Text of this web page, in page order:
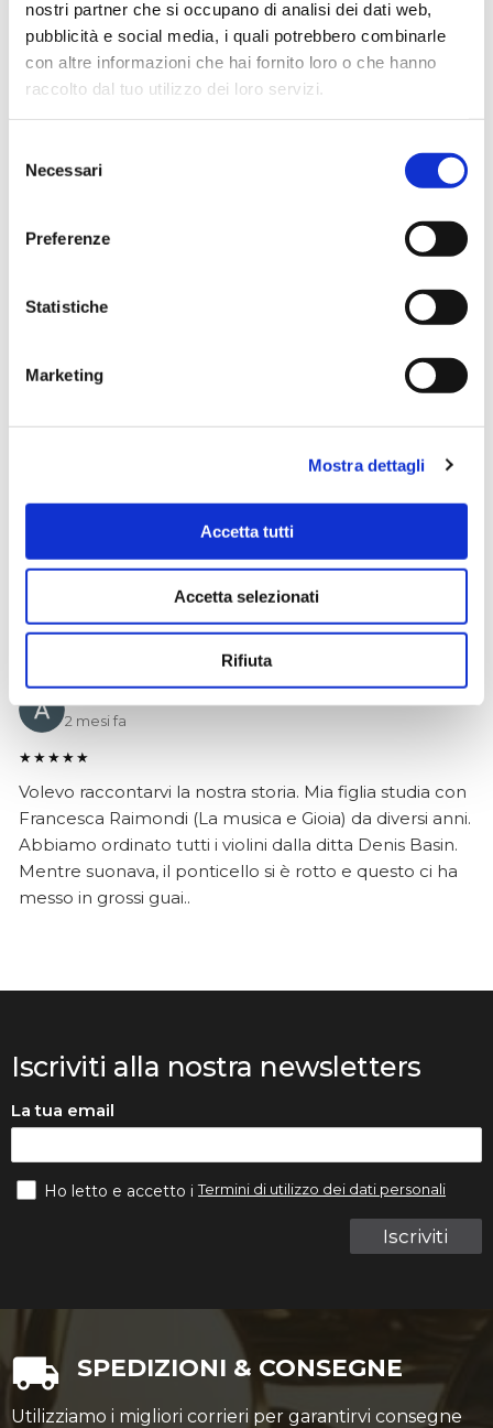
nostri partner che si occupano di analisi dei dati web,
pubblicità e social media, i quali potrebbero combinarle
con altre informazioni che hai fornito loro o che hanno
raccolto dal tuo utilizzo dei loro servizi.
delNecessari
Preferenze
Statistiche
Marketing
Mostra dettagli
Accetta tutti
Accetta selezionati
Rifiuta
Simone Gasparoni
Ottima esperienza d’acquisto. Comunicazione
effettivamente disponibili come indicato sul sito, senza
sorprese o ritardi. Servizio affidabile e professionale.
Ciro Pio Donnarumma
Biasin e sono rimasto davvero super soddisfatto. Il sax
è arrivato in condizioni impeccabili, perfettamente
imballato e conforme alla descrizione. Il negozio si è
dimostrato serio e professionale,..
2 mesi fa
★★★★★
Volevo raccontarvi la nostra storia. Mia figlia studia con
Francesca Raimondi (La musica e Gioia) da diversi anni.
Abbiamo ordinato tutti i violini dalla ditta Denis Basin.
Mentre suonava, il ponticello si è rotto e questo ci ha
messo in grossi guai..
Iscriviti alla nostra newsletters
La tua email
Iscriviti
Ho letto e accetto iTermini di utilizzo dei dati personali
SPEDIZIONI & CONSEGNE
Utilizziamo i migliori corrieri per garantirvi consegne